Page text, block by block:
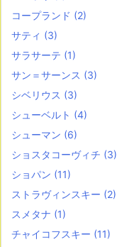
コープランド (2)
サティ (3)
サラサーテ (1)
サン＝サーンス (3)
シベリウス (3)
シューベルト (4)
シューマン (6)
ショスタコーヴィチ (3)
ショパン (11)
ストラヴィンスキー (2)
スメタナ (1)
チャイコフスキー (11)